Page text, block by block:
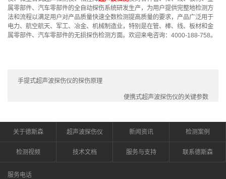
属零部件、汽车零部件的全自动探伤系统研发生产，为用户提供完整地检测方
法和流程以满足用户对产品质量快速全数检测提高质量的要求，产品广泛用于
电力、航空航天、军工、冶金、机械制造业，特别是在管、棒、线、板材和金
属零部件、汽车零部件的无损探伤检测方面。欢迎来电咨询：4000-188-758。
手提式超声波探伤仪的探伤原理
便携式超声波探伤仪的关键参数
关于德斯森 超声波探伤仪 新闻资讯 检测案例
检测视频 技术文档 服务与支持 联系德斯森
服务电话